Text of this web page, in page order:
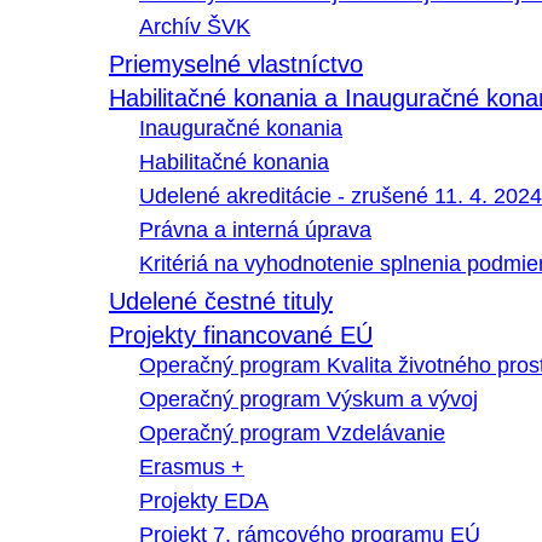
Archív ŠVK
Priemyselné vlastníctvo
Habilitačné konania a Inauguračné
Inauguračné konania
Habilitačné konania
Udelené akreditácie - zrušené 11. 4. 2024
Právna a interná úprava
Kritériá na vyhodnotenie splnenia
Udelené čestné tituly
Projekty financované EÚ
Operačný program Kvalita životného
Operačný program Výskum a vývoj
Operačný program Vzdelávanie
Erasmus +
Projekty EDA
Projekt 7. rámcového programu EÚ